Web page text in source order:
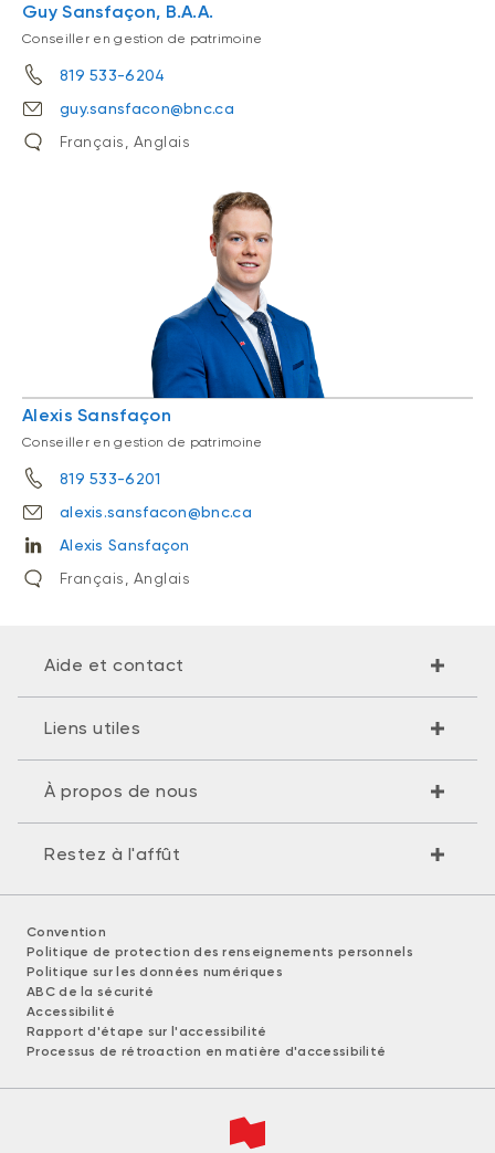
Guy Sansfaçon, B.A.A.
Conseiller en gestion de patrimoine
819 533-6204
guy.sansfacon@bnc.ca
Français, Anglais
Alexis Sansfaçon
Conseiller en gestion de patrimoine
819 533-6201
alexis.sansfacon@bnc.ca
Alexis Sansfaçon
Français, Anglais
Aide et contact
Liens utiles
À propos de nous
Restez à l'affût
Convention
Politique de protection des renseignements personnels
Politique sur les données numériques
ABC de la sécurité
Accessibilité
Rapport d'étape sur l'accessibilité
Processus de rétroaction en matière d'accessibilité